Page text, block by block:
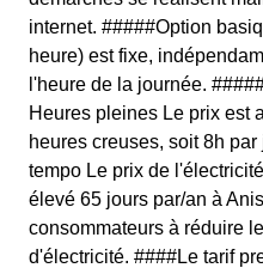
internet. #####Option
heure) est fixe,
l'heure de la journée.
Heures pleines Le prix est
heures creuses, soit 8h
tempo Le prix de
élevé 65 jours par/an à
consommateurs à réduire
d'électricité. ####Le tarif